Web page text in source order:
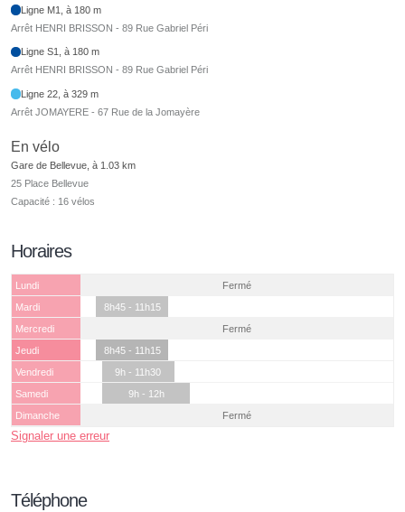
Ligne M1, à 180 m
Arrêt HENRI BRISSON - 89 Rue Gabriel Péri
Ligne S1, à 180 m
Arrêt HENRI BRISSON - 89 Rue Gabriel Péri
Ligne 22, à 329 m
Arrêt JOMAYERE - 67 Rue de la Jomayère
En vélo
Gare de Bellevue, à 1.03 km
25 Place Bellevue
Capacité : 16 vélos
Horaires
Lundi
Fermé
Mardi
8h45 - 11h15
Mercredi
Fermé
Jeudi
8h45 - 11h15
Vendredi
9h - 11h30
Samedi
9h - 12h
Dimanche
Fermé
Signaler une erreur
Téléphone